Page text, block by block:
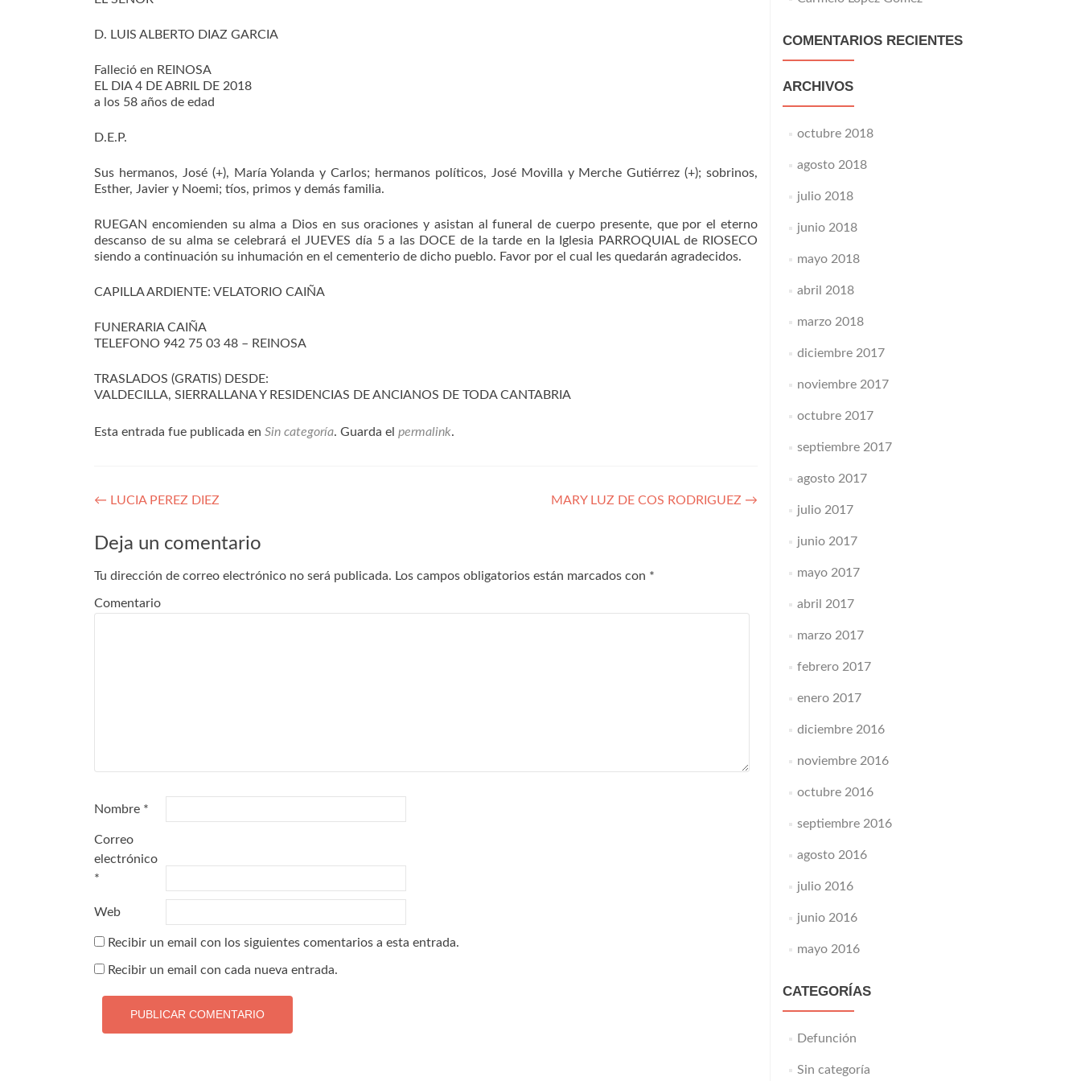
D. LUIS ALBERTO DIAZ GARCIA
Falleció en REINOSA
EL DIA 4 DE ABRIL DE 2018
a los 58 años de edad
D.E.P.
Sus hermanos, José (+), María Yolanda y Carlos; hermanos políticos, José Movilla y Merche Gutiérrez (+); sobrinos,
Esther, Javier y Noemi; tíos, primos y demás familia.
RUEGAN encomienden su alma a Dios en sus oraciones y asistan al funeral de cuerpo presente, que por el eterno
descanso de su alma se celebrará el JUEVES día 5 a las DOCE de la tarde en la Iglesia PARROQUIAL de RIOSECO
siendo a continuación su inhumación en el cementerio de dicho pueblo. Favor por el cual les quedarán agradecidos.
CAPILLA ARDIENTE: VELATORIO CAIÑA
FUNERARIA CAIÑA
TELEFONO 942 75 03 48 – REINOSA
TRASLADOS (GRATIS) DESDE:
VALDECILLA, SIERRALLANA Y RESIDENCIAS DE ANCIANOS DE TODA CANTABRIA
Esta entrada fue publicada en Sin categoría. Guarda el permalink.
Navegación
de
entradas
← LUCIA PEREZ DIEZ MARY LUZ DE COS RODRIGUEZ →
Deja un comentario
Tu dirección de correo electrónico no será publicada. Los campos obligatorios están marcados con *
Comentario
Nombre *
Correo
electrónico
*
Web
Recibir un email con los siguientes comentarios a esta entrada.
Recibir un email con cada nueva entrada.
COMENTARIOS RECIENTES
ARCHIVOS
octubre 2018
agosto 2018
julio 2018
junio 2018
mayo 2018
abril 2018
marzo 2018
diciembre 2017
noviembre 2017
octubre 2017
septiembre 2017
agosto 2017
julio 2017
junio 2017
mayo 2017
abril 2017
marzo 2017
febrero 2017
enero 2017
diciembre 2016
noviembre 2016
octubre 2016
septiembre 2016
agosto 2016
julio 2016
junio 2016
mayo 2016
CATEGORÍAS
Defunción
Sin categoría